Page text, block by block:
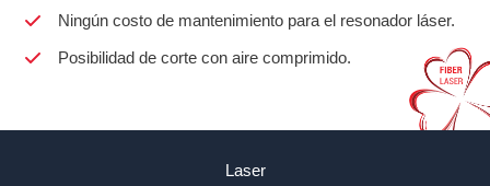
Ningún costo de mantenimiento para el resonador láser.
Posibilidad de corte con aire comprimido.
Laser